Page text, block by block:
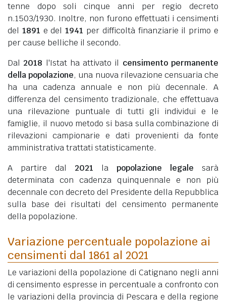
tenne dopo soli cinque anni per regio decreto
n.1503/1930. Inoltre, non furono effettuati i censimenti
del 1891 e del1941 per difficoltà finanziarie il primo e
per cause belliche il secondo.
Dal 2018 l'Istat ha attivato il censimento permanente
della popolazione, una nuova rilevazione censuaria che
ha una cadenza annuale e non più decennale. A
differenza del censimento tradizionale, che effettuava
una rilevazione puntuale di tutti gli individui e le
famiglie, il nuovo metodo si basa sulla combinazione di
rilevazioni campionarie e dati provenienti da fonte
amministrativa trattati statisticamente.
A partire dal 2021 la popolazione legale sarà
determinata con cadenza quinquennale e non più
decennale con decreto del Presidente della Repubblica
sulla base dei risultati del censimento permanente
della popolazione.
Variazione percentuale popolazione ai
censimenti dal 1861 al 2021
Le variazioni della popolazione di Catignano negli anni
di censimento espresse in percentuale a confronto con
le variazioni della provincia di Pescara e della regione